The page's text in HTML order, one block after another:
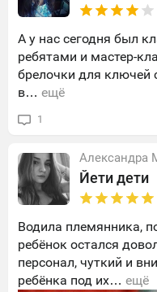
А у нас сегодня был
ребятами и мастер-
брелочки для ключей
в… ещё
1
Александра
Йети дети
Водила племянника,
ребёнок остался
персонал, чуткий и
ребёнка под их… ещё